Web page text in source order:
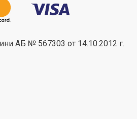
АБ № 567303 от 14.10.2012 г.